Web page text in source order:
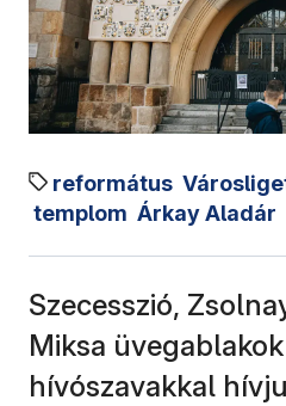
református
templom Árkay Aladár
Szecesszió,
Miksa
hívószavakkal